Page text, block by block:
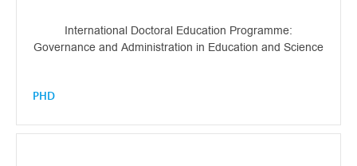
International Doctoral Education Programme:
Governance and Administration in Education and Science
PHD